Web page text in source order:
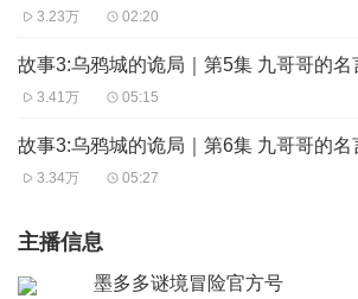
3.23万 02:20
故事3:乌鸦城的诡局｜第5集 九哥哥的名
3.41万 05:15
故事3:乌鸦城的诡局｜第6集 九哥哥的名
3.34万 05:27
主播信息
墨多多谜境冒险官方号